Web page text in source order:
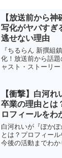
【放送前から
写化がヤバす
逃せない理由
『ちるらん 新撰組
化！放送前から話
ャスト・ストーリー
【衝撃】白河れ
卒業の理由とは
ロフィールをわ
白河れいが『ぽか
とは？プロフィール
今後の活動までわ